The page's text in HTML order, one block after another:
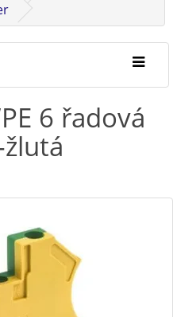
6 řadová